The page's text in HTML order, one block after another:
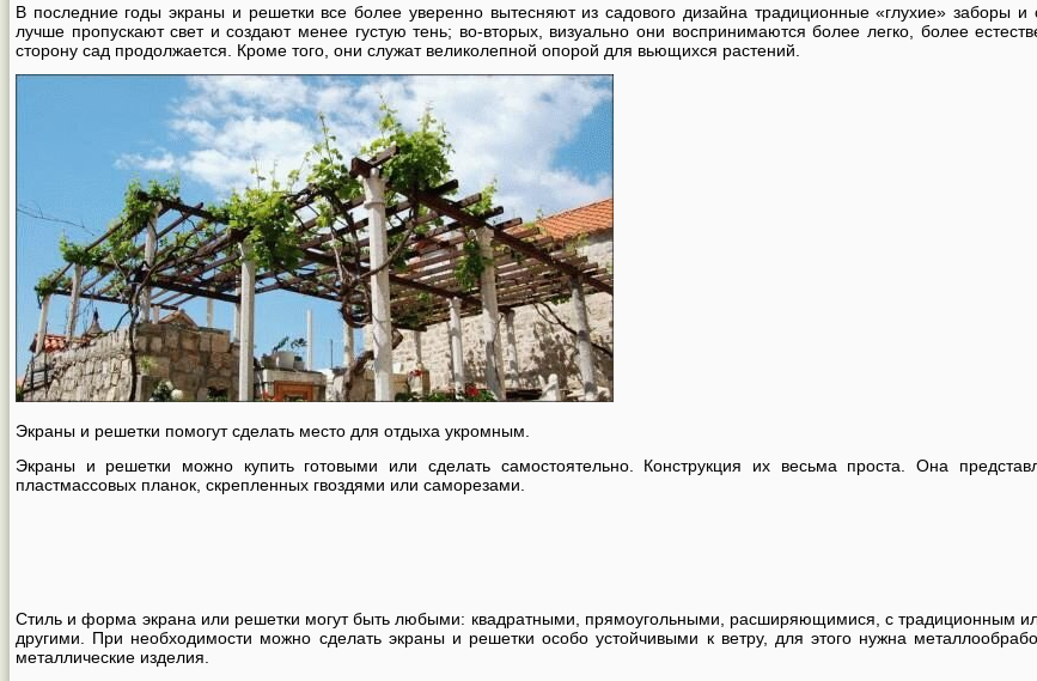
В последние годы экраны и решетки все более уверенно вытесняют из садового дизайна традиционные «глухие» заборы
лучше пропускают свет и создают менее густую тень; во-вторых, визуально они воспринимаются более легко, более
сторону сад продолжается. Кроме того, они служат великолепной опорой для вьющихся растений.
Экраны и решетки помогут сделать место для отдыха укромным.
Экраны и решетки можно купить готовыми или сделать самостоятельно. Конструкция их весьма проста. Она
пластмассовых планок, скрепленных гвоздями или саморезами.
Стиль и форма экрана или решетки могут быть любыми: квадратными, прямоугольными, расширяющимися, с традиционным
другими. При необходимости можно сделать экраны и решетки особо устойчивыми к ветру, для этого нужна
металлические изделия.